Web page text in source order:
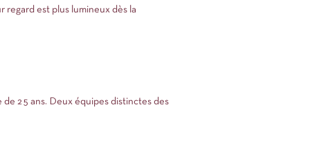
regard est plus lumineux dès la
de 25 ans. Deux équipes distinctes des